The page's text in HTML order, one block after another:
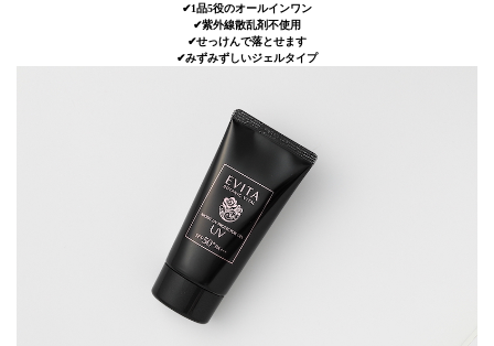
✔︎1品5役のオールインワン
✔︎紫外線散乱剤不使用
✔︎せっけんで落とせます
✔︎みずみずしいジェルタイプ